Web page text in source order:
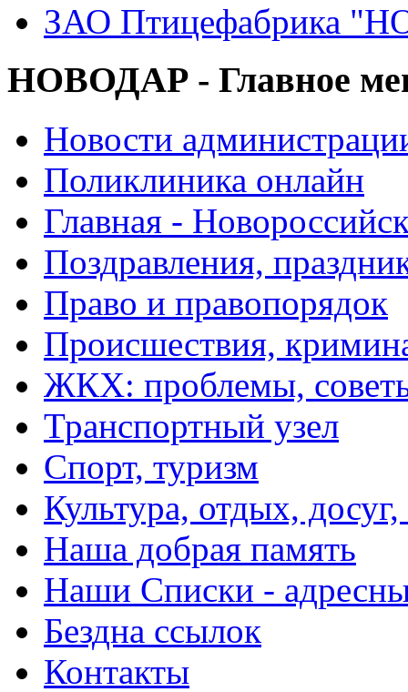
ЗАО Птицефабрика
НОВОДАР - Главное
Новости
Поликлиника онлайн
Главная -
Поздравления,
Право и правопорядок
Происшествия,
ЖКХ: проблемы,
Транспортный узел
Спорт, туризм
Культура, отдых,
Наша добрая память
Наши Списки -
Бездна ссылок
Контакты